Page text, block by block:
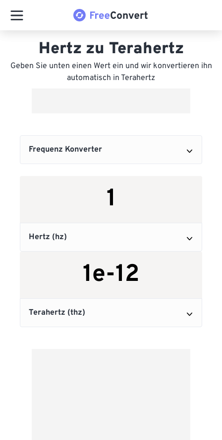
Hertz zu Terahertz
Geben Sie unten einen Wert ein und wir konvertieren ihn
automatisch in Terahertz